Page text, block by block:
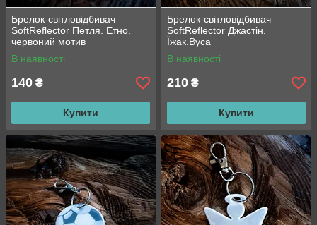
Брелок-світловідбивач
SoftReflector Петля. Етно.
червоний мотив
В наявності
140 ₴
Купити
Брелок-світловідбивач
SoftReflector Джастін.
Їжак.Вуса
В наявності
210 ₴
Купити